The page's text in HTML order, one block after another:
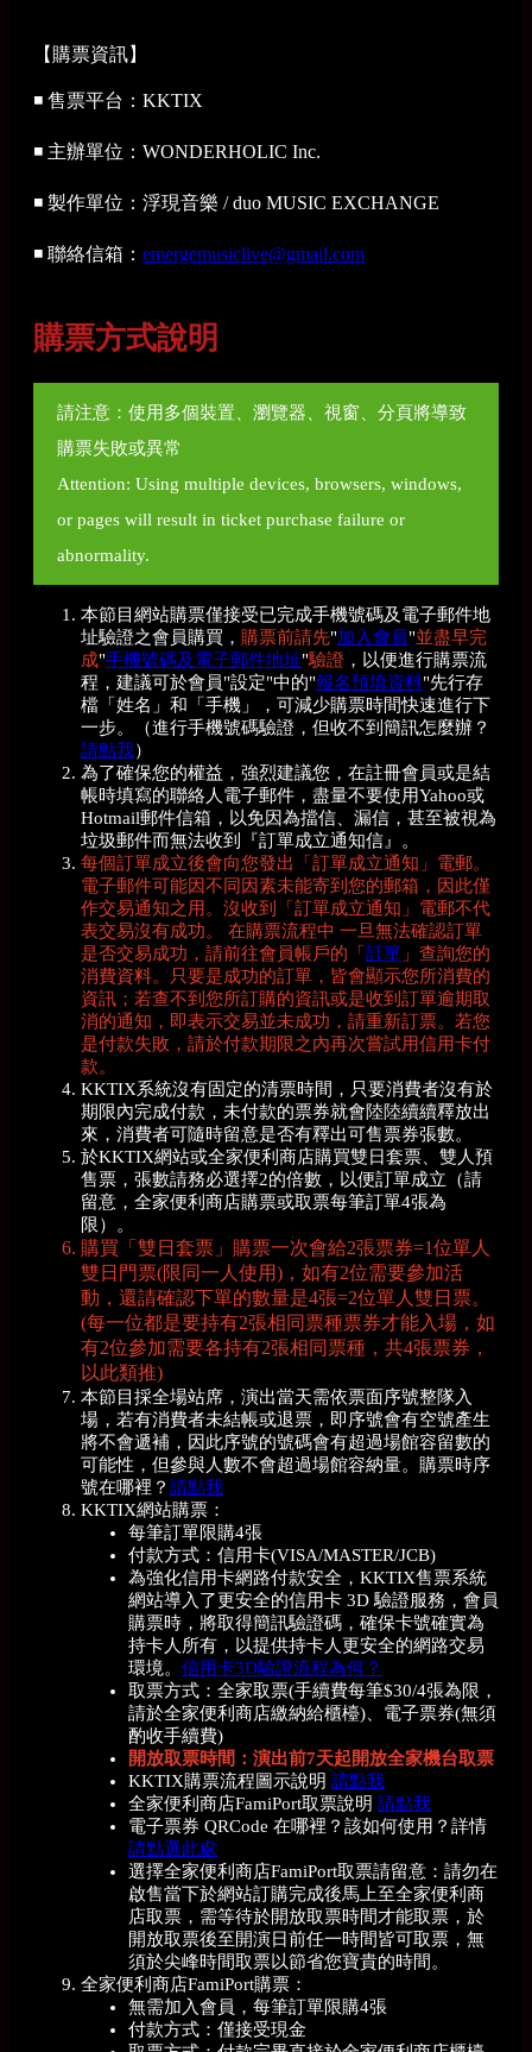
【購票資訊】
◾ 售票平台：KKTIX
◾ 主辦單位：WONDERHOLIC Inc.
◾ 製作單位：浮現音樂 / duo MUSIC EXCHANGE
◾ 聯絡信箱： emergemusiclive@gmail.com
購票方式說明
請注意：使用多個裝置、瀏覽器、視窗、分頁將導致
購票失敗或異常
Attention: Using multiple devices, browsers, windows,
or pages will result in ticket purchase failure or
abnormality.
本節目網站購票僅接受已完成手機號碼及電子郵件地
址驗證之會員購買， 購票前請先"加入會員"並盡早完
成"手機號碼及電子郵件地址"驗證 ，以便進行購票流
程，建議可於會員"設定"中的"報名預填資料"先行存
檔「姓名」和「手機」，可減少購票時間快速進行下
一步。（進行手機號碼驗證，但收不到簡訊怎麼辦？
請點我）
為了確保您的權益，強烈建議您，在註冊會員或是結
帳時填寫的聯絡人電子郵件，盡量不要使用Yahoo或
Hotmail郵件信箱，以免因為擋信、漏信，甚至被視為
垃圾郵件而無法收到『訂單成立通知信』。
每個訂單成立後會向您發出「訂單成立通知」電郵。
電子郵件可能因不同因素未能寄到您的郵箱，因此僅
作交易通知之用。沒收到「訂單成立通知」電郵不代
表交易沒有成功。 在購票流程中 一旦無法確認訂單
是否交易成功，請前往會員帳戶的「 訂單 」查詢您的
消費資料。只要是成功的訂單，皆會顯示您所消費的
資訊；若查不到您所訂購的資訊或是收到訂單逾期取
消的通知，即表示交易並未成功，請重新訂票。若您
是付款失敗，請於付款期限之內再次嘗試用信用卡付
款。
KKTIX系統沒有固定的清票時間，只要消費者沒有於
期限內完成付款，未付款的票券就會陸陸續續釋放出
來，消費者可隨時留意是否有釋出可售票券張數。
於KKTIX網站或全家便利商店購買雙日套票、雙人預
售票，張數請務必選擇2的倍數，以便訂單成立（請
留意，全家便利商店購票或取票每筆訂單4張為
限）。
購買「雙日套票」購票一次會給2張票券=1位單人
雙日門票(限同一人使用)，如有2位需要參加活
動，還請確認下單的數量是4張=2位單人雙日票。
(每一位都是要持有2張相同票種票券才能入場，如
有2位參加需要各持有2張相同票種，共4張票券，
以此類推)
本節目採全場站席，演出當天需依票面序號整隊入
場，若有消費者未結帳或退票，即序號會有空號產生
將不會遞補，因此序號的號碼會有超過場館容留數的
可能性，但參與人數不會超過場館容納量。購票時序
號在哪裡？ 請點我
KKTIX網站購票：
每筆訂單限購4張
付款方式：信用卡(VISA/MASTER/JCB)
為強化信用卡網路付款安全，KKTIX售票系統
網站導入了更安全的信用卡 3D 驗證服務，會員
購票時，將取得簡訊驗證碼，確保卡號確實為
持卡人所有，以提供持卡人更安全的網路交易
環境。 信用卡3D驗證流程為何？
取票方式：全家取票(手續費每筆$30/4張為限，
請於全家便利商店繳納給櫃檯)、電子票券(無須
酌收手續費)
開放取票時間：演出前7天起開放全家機台取票
KKTIX購票流程圖示說明 請點我
全家便利商店FamiPort取票說明 請點我
電子票券 QRCode 在哪裡？該如何使用？詳情
請點選此處
選擇全家便利商店FamiPort取票請留意：請勿在
啟售當下於網站訂購完成後馬上至全家便利商
店取票，需等待於開放取票時間才能取票，於
開放取票後至開演日前任一時間皆可取票，無
須於尖峰時間取票以節省您寶貴的時間。
全家便利商店FamiPort購票：
無需加入會員，每筆訂單限購4張
付款方式：僅接受現金